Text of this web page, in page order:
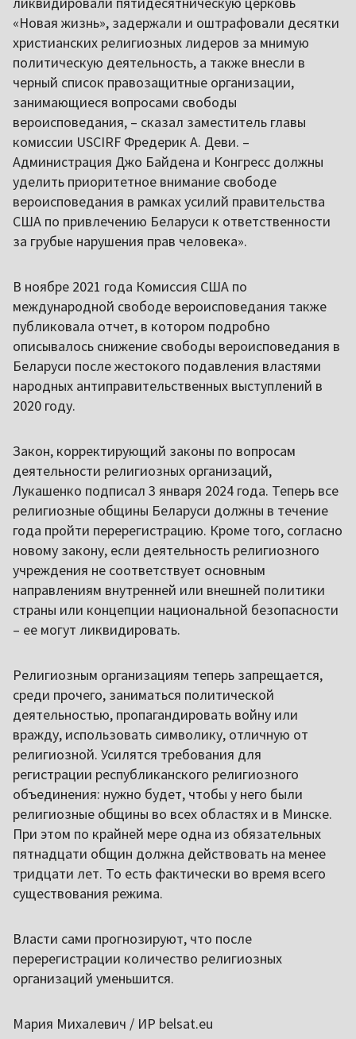
«Новая жизнь», задержали и оштрафовали десятки
христианских религиозных лидеров за мнимую
политическую деятельность, а также внесли в
черный список правозащитные организации,
занимающиеся вопросами свободы
вероисповедания, – сказал заместитель главы
комиссии USCIRF Фредерик А. Деви. –
Администрация Джо Байдена и Конгресс должны
уделить приоритетное внимание свободе
вероисповедания в рамках усилий правительства
США по привлечению Беларуси к ответственности
за грубые нарушения прав человека».
В ноябре 2021 года Комиссия США по
международной свободе вероисповедания также
публиковала отчет, в котором подробно
описывалось снижение свободы вероисповедания в
Беларуси после жестокого подавления властями
народных антиправительственных выступлений в
2020 году.
Закон, корректирующий законы по вопросам
деятельности религиозных организаций,
Лукашенко подписал 3 января 2024 года. Теперь все
религиозные общины Беларуси должны в течение
года пройти перерегистрацию. Кроме того, согласно
новому закону, если деятельность религиозного
учреждения не соответствует основным
направлениям внутренней или внешней политики
страны или концепции национальной безопасности
– ее могут ликвидировать.
Религиозным организациям теперь запрещается,
среди прочего, заниматься политической
деятельностью, пропагандировать войну или
вражду, использовать символику, отличную от
религиозной. Усилятся требования для
регистрации республиканского религиозного
объединения: нужно будет, чтобы у него были
религиозные общины во всех областях и в Минске.
При этом по крайней мере одна из обязательных
пятнадцати общин должна действовать на менее
тридцати лет. То есть фактически во время всего
существования режима.
Власти сами прогнозируют, что после
перерегистрации количество религиозных
организаций уменьшится.
Мария Михалевич / ИР belsat.eu